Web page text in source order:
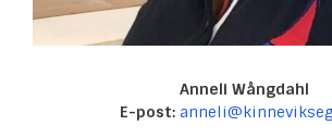
Anneli Wångdahl
E-post: